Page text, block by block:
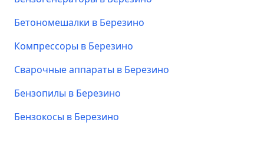
Бетономешалки в Березино
Компрессоры в Березино
Сварочные аппараты в Березино
Бензопилы в Березино
Бензокосы в Березино